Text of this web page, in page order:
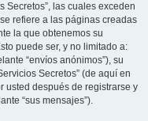
Secretos”, las cuales exceden
refiere a las páginas creadas
la que obtenemos su
puede ser, y no limitado a:
“envíos anónimos”), su
Secretos” (de aquí en
usted después de registrarse y
“sus mensajes”).